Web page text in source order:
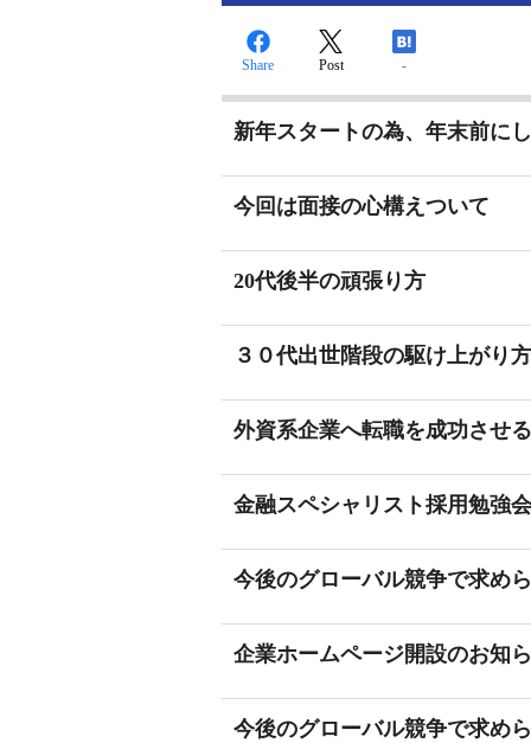
Share Post -
新年スタートの為、年末前に
今回は面接の心構えついて
20代後半の頑張り方
３０代出世階段の駆け上がり方
外資系企業へ転職を成功させ
金融スペシャリスト採用勉強会
今後のグローバル競争で求め
企業ホームページ開設のお知
今後のグローバル競争で求め